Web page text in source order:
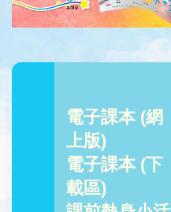
電子課本 (網
上版)
電子課本 (下
載區)